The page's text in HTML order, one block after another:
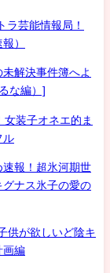
ラ芸能情報局！
）
解決事件簿へよ
な編）]
装子オネエ的ま
ル
報！超氷河期世
ナス氷子の愛の
供が欲しいど陰キ
画編